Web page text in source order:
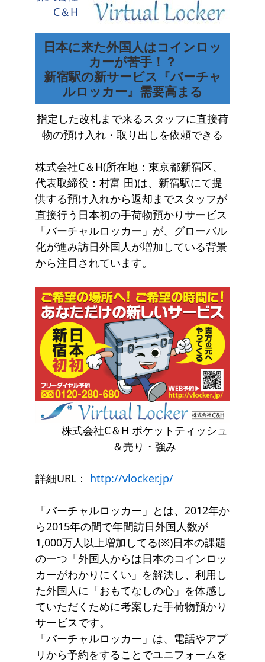
C＆H
日本に来た外国人はコインロッ
カーが苦手！？
新宿駅の新サービス『バーチャ
ルロッカー』需要高まる
指定した改札まで来るスタッフに直接荷
物の預け入れ・取り出しを依頼できる
株式会社C＆H(所在地：東京都新宿区、
代表取締役：村富 田)は、新宿駅にて提
供する預け入れから返却までスタッフが
直接行う日本初の手荷物預かりサービス
「バーチャルロッカー」が、グローバル
化が進み訪日外国人が増加している背景
から注目されています。
株式会社C＆H ポケットティッシュ
＆売り・強み
詳細URL： http://vlocker.jp/
「バーチャルロッカー」とは、2012年か
ら2015年の間で年間訪日外国人数が
1,000万人以上増加してる(※)日本の課題
の一つ「外国人からは日本のコインロッ
カーがわかりにくい」を解決し、利用し
た外国人に「おもてなしの心」を体感し
ていただくために考案した手荷物預かり
サービスです。
「バーチャルロッカー」は、電話やアプ
リから予約をすることでユニフォームを